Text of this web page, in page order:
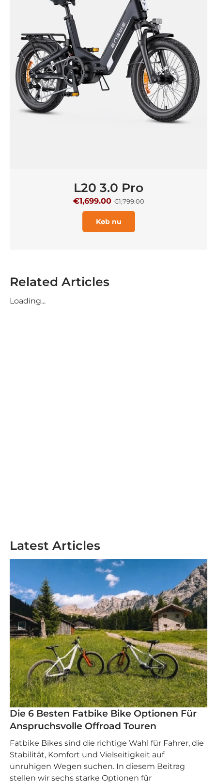
L20 3.0 Pro
€1,699.00€1,799.00
Køb nu
Latest Articles
Die 6 Besten Fatbike Bike Optionen Für
Anspruchsvolle Offroad Touren
Fatbike Bikes sind die richtige Wahl für Fahrer, die
Stabilität, Komfort und Vielseitigkeit auf
unruhigen Wegen suchen. In diesem Beitrag
stellen wir sechs starke Optionen für
Related Articles
Loading...